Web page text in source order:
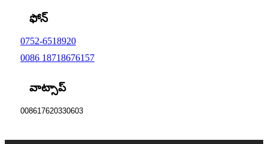
ఫోన్
0752-6518920
0086 18718676157
వాట్సాప్
008617620330603